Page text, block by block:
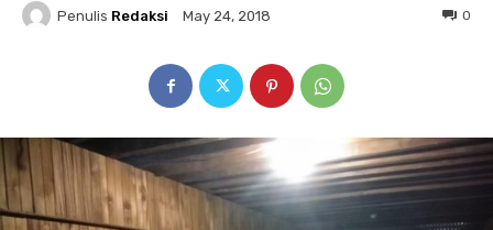
Penulis Redaksi May 24, 2018 0